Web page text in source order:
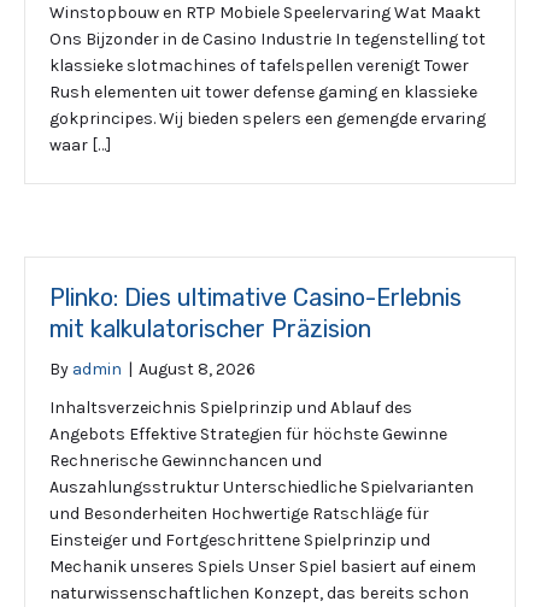
Winstopbouw en RTP Mobiele Speelervaring Wat Maakt
Ons Bijzonder in de Casino Industrie In tegenstelling tot
klassieke slotmachines of tafelspellen verenigt Tower
Rush elementen uit tower defense gaming en klassieke
gokprincipes. Wij bieden spelers een gemengde ervaring
waar […]
Plinko: Dies ultimative Casino-Erlebnis
mit kalkulatorischer Präzision
By admin | August 8, 2026
Inhaltsverzeichnis Spielprinzip und Ablauf des
Angebots Effektive Strategien für höchste Gewinne
Rechnerische Gewinnchancen und
Auszahlungsstruktur Unterschiedliche Spielvarianten
und Besonderheiten Hochwertige Ratschläge für
Einsteiger und Fortgeschrittene Spielprinzip und
Mechanik unseres Spiels Unser Spiel basiert auf einem
naturwissenschaftlichen Konzept, das bereits schon